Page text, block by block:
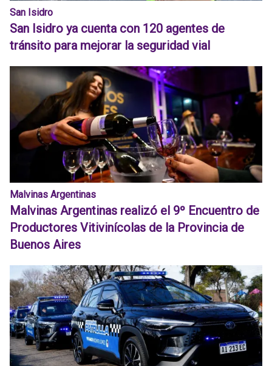
San Isidro
San Isidro ya cuenta con 120 agentes de
tránsito para mejorar la seguridad vial
Malvinas Argentinas
Malvinas Argentinas realizó el 9º Encuentro de
Productores Vitivinícolas de la Provincia de
Buenos Aires